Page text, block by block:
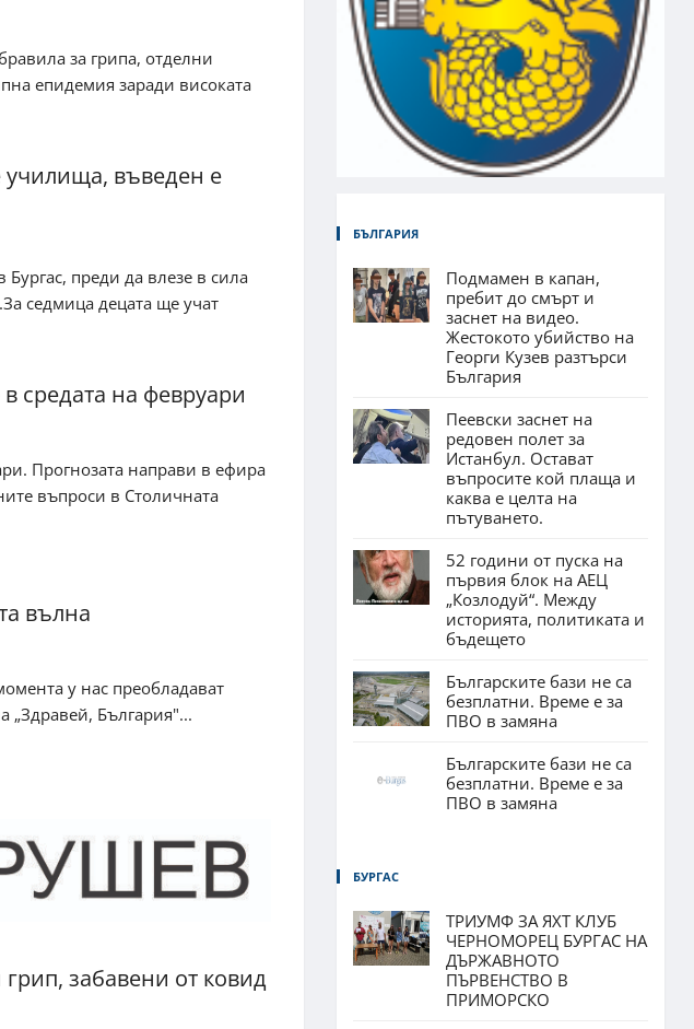
за грипа, отделни
епидемия заради високата
училища, въведен е
преди да влезе в сила
седмица децата ще учат
средата на февруари
Прогнозата направи в ефира
въпроси в Столичната
вълна
у нас преобладават
„Здравей, България"...
забавени от ковид
БЪЛГАРИЯ
Подмамен в капан,
пребит до смърт и
заснет на видео.
Жестокото убийство на
Георги Кузев разтърси
България
Пеевски заснет на
редовен полет за
Истанбул. Остават
въпросите кой плаща и
каква е целта на
пътуването.
52 години от пуска на
първия блок на АЕЦ
„Козлодуй“. Между
историята, политиката и
бъдещето
Българските бази не са
безплатни. Време е за
ПВО в замяна
Българските бази не са
безплатни. Време е за
ПВО в замяна
БУРГАС
ТРИУМФ ЗА ЯХТ КЛУБ
ЧЕРНОМОРЕЦ БУРГАС НА
ДЪРЖАВНОТО
ПЪРВЕНСТВО В
ПРИМОРСКО